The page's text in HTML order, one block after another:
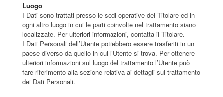
Luogo
I Dati sono trattati presso le sedi operative del Titolare ed in
ogni altro luogo in cui le parti coinvolte nel trattamento siano
localizzate. Per ulteriori informazioni, contatta il Titolare.
I Dati Personali dell’Utente potrebbero essere trasferiti in un
paese diverso da quello in cui l’Utente si trova. Per ottenere
ulteriori informazioni sul luogo del trattamento l’Utente può
fare riferimento alla sezione relativa ai dettagli sul trattamento
dei Dati Personali.